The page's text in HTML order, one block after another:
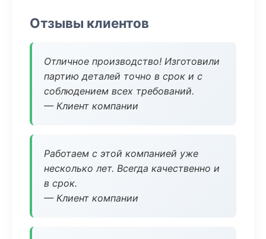
Отзывы клиентов
Отличное производство! Изготовили
партию деталей точно в срок и с
соблюдением всех требований.
— Клиент компании
Работаем с этой компанией уже
несколько лет. Всегда качественно и
в срок.
— Клиент компании